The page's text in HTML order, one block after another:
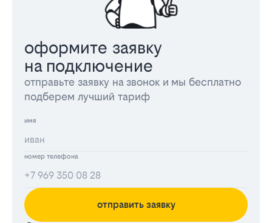
оформите заявку
на подключение
отправьте заявку на звонок и мы бесплатно
подберем лучший тариф
имя
номер телефона
отправить заявку